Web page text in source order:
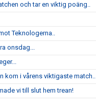
och tar en viktig poäng..
Teknologerna..
onsdag...
kom i vårens viktigaste match..
vi till slut hem trean!